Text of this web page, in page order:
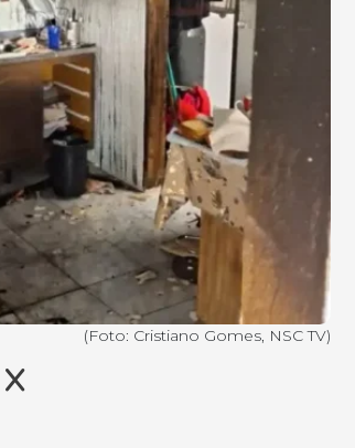
(Foto: Cristiano Gomes, NSC TV)